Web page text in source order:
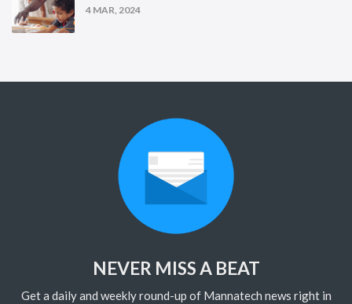
4 MAR, 2024
NEVER MISS A BEAT
Get a daily and weekly round-up of Mannatech news right in